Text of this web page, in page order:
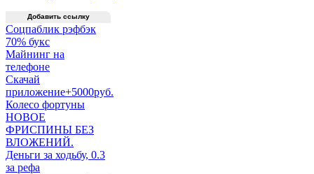
Добавить ссылку
Соцпаблик рэфбэк
70% букс
Майнинг на
телефоне
Скачай
приложение+5000руб.
Колесо фортуны
НОВОЕ
ФРИСПИНЫ БЕЗ
ВЛОЖЕНИЙ.
Деньги за ходьбу, 0.3
за рефа